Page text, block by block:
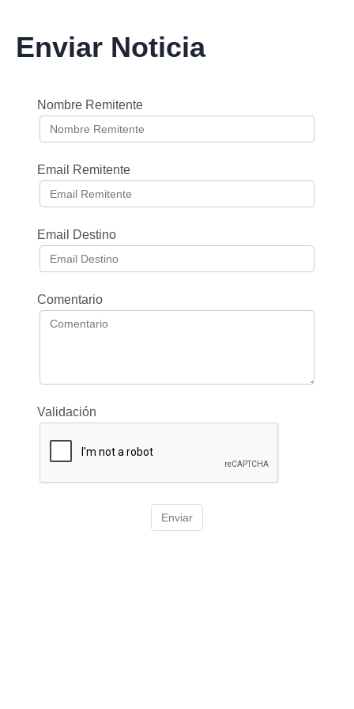
Enviar Noticia
Nombre Remitente
Email Remitente
Email Destino
Comentario
Validación